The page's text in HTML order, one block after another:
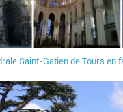
Saint-Gatien de Tours en